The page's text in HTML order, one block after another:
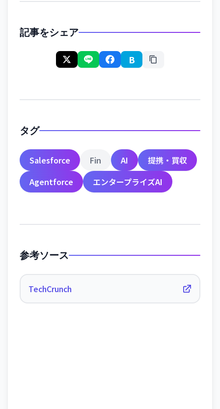
記事をシェア
B
タグ
Salesforce Fin AI
提携・買収
Agentforce
エンタープライズAI
参考ソース
TechCrunch